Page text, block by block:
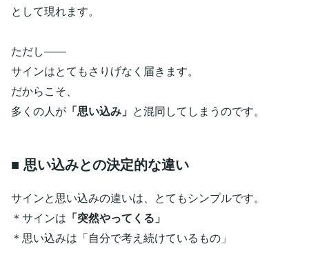
として現れます。
ただし――
サインはとてもさりげなく届きます。
だからこそ、
多くの人が 「思い込み」 と混同してしまうのです。
■ 思い込みとの決定的な違い
サインと思い込みの違いは、とてもシンプルです。
＊サインは 「突然やってくる」
＊思い込みは「自分で考え続けているもの」